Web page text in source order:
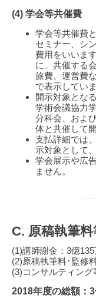
(4) 学会等共催費
学会等共催費
セミナー、シ
費用をいいま
に、共催する
旅費、運営費
で表示していま
開示対象とな
学術会議協力
分科会、およ
体と共催して
支払詳細では
示対象として
学会展示や広
ません。
C. 原稿執筆料
(1)講師謝金：3億135
(2)原稿執筆料･監修
(3)コンサルティング
2018年度の総額：